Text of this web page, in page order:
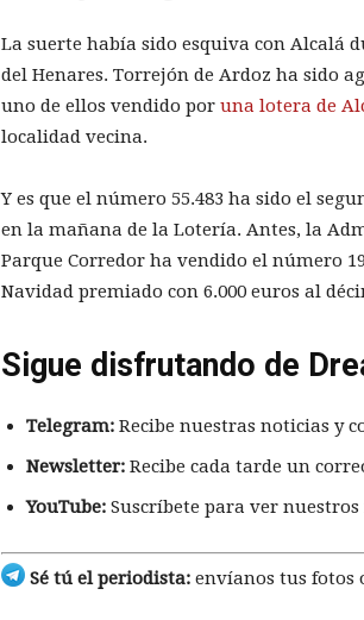
La suerte había sido esquiva con Alcalá
del Henares. Torrejón de Ardoz ha sido
uno de ellos vendido por una lotera de
localidad vecina.
Y es que el número 55.483 ha sido el
en la mañana de la Lotería. Antes, la
Parque Corredor ha vendido el número
Navidad premiado con 6.000 euros al
Sigue disfrutando de
Telegram: Recibe nuestras noticias y
Newsletter: Recibe cada tarde un
YouTube: Suscríbete para ver
Sé tú el periodista: envíanos tus fotos